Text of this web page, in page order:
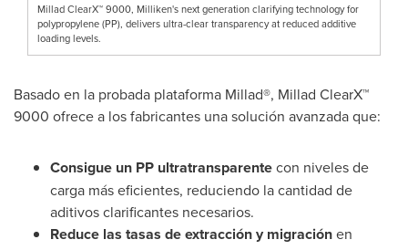
Millad ClearX™ 9000, Milliken's next generation clarifying technology for
polypropylene (PP), delivers ultra-clear transparency at reduced additive
loading levels.
Basado en la probada plataforma Millad®, Millad ClearX™
9000 ofrece a los fabricantes una solución avanzada que:
Consigue un PP ultratransparentecon niveles de
carga más eficientes, reduciendo la cantidad de
aditivos clarificantes necesarios.
Reduce las tasas de extracción y migraciónen